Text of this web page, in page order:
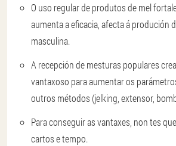
O uso regular de produtos de mel
aumenta a eficacia, afecta á produción
masculina.
A recepción de mesturas populares
vantaxoso para aumentar os
outros métodos (jelking, extensor,
Para conseguir as vantaxes, non tes
cartos e tempo.